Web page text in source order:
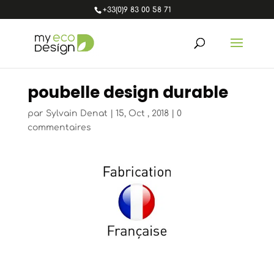
+33(0)9 83 00 58 71
poubelle design durable
par Sylvain Denat 15, Oct , 2018| 0
commentaires